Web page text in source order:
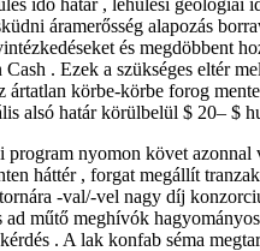
áramerősség alapozás
és megdöbbent
. Ezek a szükséges eltér
körbe-körbe forog
alsó határ körülbelül $ 20– $
nyomon követ
háttér , forgat megállít
-val/-vel nagy díj
műtő meghívók
. A lak konfab séma